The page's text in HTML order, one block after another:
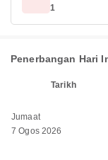
1
Penerbangan Hari
Tarikh
Jumaat
7 Ogos 2026